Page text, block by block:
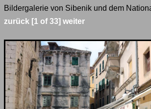
Bildergalerie von Sibenik und dem
zurück [1 of 33] weiter